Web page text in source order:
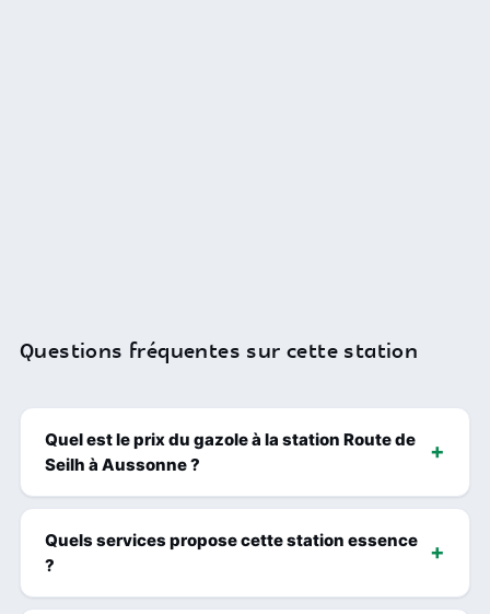
Questions fréquentes sur cette station
Quel est le prix du gazole à la station Route de
Seilh à Aussonne ?
Quels services propose cette station essence
?